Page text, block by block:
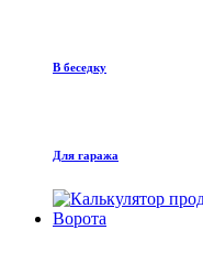
В беседку
Для гаража
Ворота